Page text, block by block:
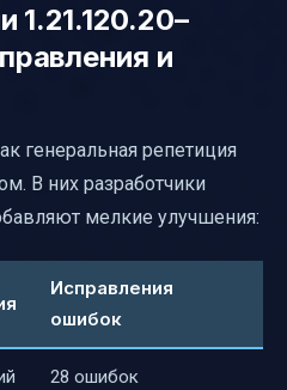
1.21.120.20–
и
генеральная репетиция
В них разработчики
мелкие улучшения:
Исправления
ошибок
28 ошибок